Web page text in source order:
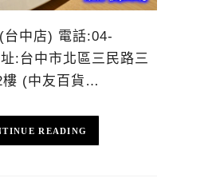
台中店) 電話:04-
:台中市北區三民路三
樓 (中友百貨…
READING